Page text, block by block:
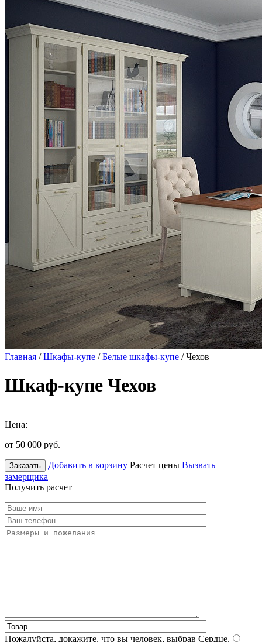
Главная /Шкафы-купе /Белые шкафы-купе / Чехов
Шкаф-купе Чехов
Цена:
от 50 000 руб.
Заказать Добавить в корзину Расчет цены Вызвать
замерщика
Получить расчет
Пожалуйста, докажите, что вы человек, выбрав Сердце.